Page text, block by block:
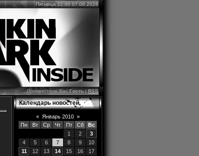
Пятница 22:00 07.08.2026
Приветствую ВасГость|RSS
Календарь новостей
« Январь 2010 »
Пн
Вт Ср Чт Пт Сб
Вс
1
2
3
4
5 6 7 8 9
10
11
12 13 14 15 16
17